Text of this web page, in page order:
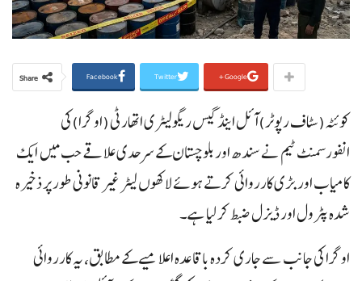
Share Facebook Twitter Google+
کوئٹہ(سٹاف رپوٹر)آئل اینڈ گیس ریگولیٹری اتھارٹی (اوگرا)کی
انفورسمنٹ ٹیم نے سندھ اور بلوچستان کے سرحدی علاقے حب میں ایک
کامیاب اور بڑی کارروائی کرتے ہوئے لاکھوں لیٹر غیر قانونی طور پر ذخیرہ
شدہ پٹرول اور ڈیزل ضبط کر لیا ہے۔
اوگرا کی جانب سے جاری کردہ باقاعدہ اعلامیے کے مطابق، یہ کارروائی